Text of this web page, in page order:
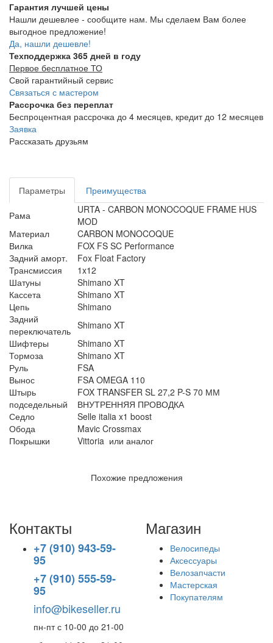
Гарантия лучшей цены
Нашли дешевлее - сообщите нам. Мы сделаем Вам более
выгодное предложение!
Да, нашли дешевле!
Техподдержка 365 дней в году
Первое бесплатное ТО
Свой гарантийный сервис
Связаться с мастером
Рассрочка без переплат
Беспроцентная рассрочка до 4 месяцев, кредит до 12 месяцев
Заявка
Рассказать друзьям
Параметры Преимущества
Рама
URTA - CARBON MONOCOQUE FRAME HUS
MOD
Материал
CARBON MONOCOQUE
Вилка
FOX FS SC Performance
Задний аморт.
Fox Float Factory
Трансмиссия
1x12
Шатуны
Shimano XT
Кассета
Shimano XT
Цепь
Shimano
Задний
переключатель Shimano XT
Шифтеры
Shimano XT
Тормоза
Shimano XT
Руль
FSA
Вынос
FSA OMEGA 110
Штырь
подседельный
FOX TRANSFER SL 27,2 P-S 70 ММ
ВНУТРЕННЯЯ ПРОВОДКА
Седло
Selle italia x1 boost
Обода
Mavic Crossmax
Покрышки
Vittoria или аналог
Похожие предложения
Контакты
+7 (910) 943-59-
95
+7 (910) 555-59-
95
info@bikeseller.ru
пн-пт с 10-00 до 21-00
Магазин
Велосипеды
Аксессуары
Велозапчасти
Мастерская
Покупателям